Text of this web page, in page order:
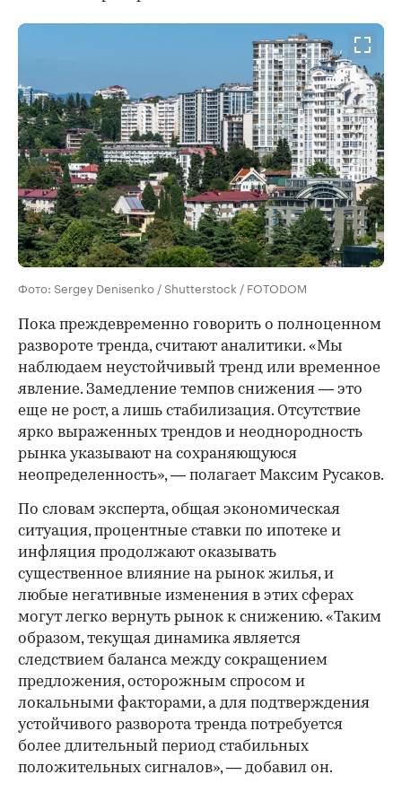
Фото: Sergey Denisenko / Shutterstock / FOTODOM
Пока преждевременно говорить о полноценном
развороте тренда, считают аналитики. «Мы
наблюдаем неустойчивый тренд или временное
явление. Замедление темпов снижения — это
еще не рост, а лишь стабилизация. Отсутствие
ярко выраженных трендов и неоднородность
рынка указывают на сохраняющуюся
неопределенность», — полагает Максим Русаков.
По словам эксперта, общая экономическая
ситуация, процентные ставки по ипотеке и
инфляция продолжают оказывать
существенное влияние на рынок жилья, и
любые негативные изменения в этих сферах
могут легко вернуть рынок к снижению. «Таким
образом, текущая динамика является
следствием баланса между сокращением
предложения, осторожным спросом и
локальными факторами, а для подтверждения
устойчивого разворота тренда потребуется
более длительный период стабильных
положительных сигналов», — добавил он.